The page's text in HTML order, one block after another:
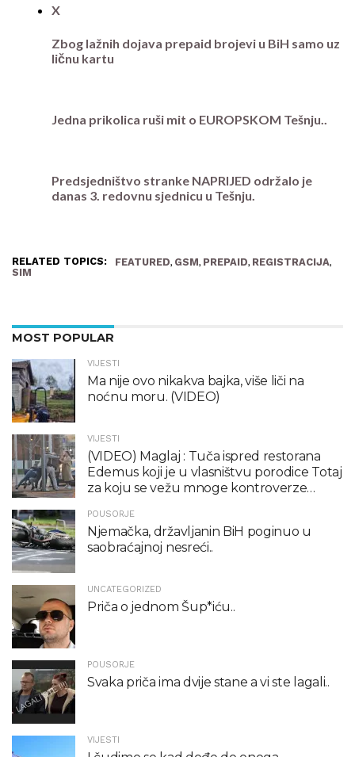
X
Zbog lažnih dojava prepaid brojevi u BiH samo uz
ličnu kartu
Jedna prikolica ruši mit o EUROPSKOM Tešnju..
Predsjedništvo stranke NAPRIJED održalo je
danas 3. redovnu sjednicu u Tešnju.
RELATED TOPICS: FEATURED, GSM, PREPAID, REGISTRACIJA,
SIM
MOST POPULAR
VIJESTI
Ma nije ovo nikakva bajka, više liči na
noćnu moru. (VIDEO)
VIJESTI
(VIDEO) Maglaj : Tuča ispred restorana
Edemus koji je u vlasništvu porodice Totaj
za koju se vežu mnoge kontroverze…
POUSORJE
Njemačka, državljanin BiH poginuo u
saobraćajnoj nesreći..
UNCATEGORIZED
Priča o jednom Šup*iću..
POUSORJE
Svaka priča ima dvije stane a vi ste lagali..
VIJESTI